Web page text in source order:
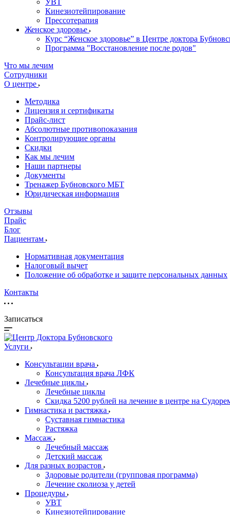
УВТ
Кинезиотейпирование
Прессотерапия
Женское здоровье
Курс “Женское здоровье” в Центре доктора
Программа "Восстановление после родов"
Что мы лечим
Сотрудники
О центре
Методика
Лицензия и сертификаты
Прайс-лист
Абсолютные противопоказания
Контролирующие органы
Скидки
Как мы лечим
Наши партнеры
Документы
Тренажер Бубновского МБТ
Юридическая информация
Отзывы
Прайс
Блог
Пациентам
Нормативная документация
Налоговый вычет
Положение об обработке и защите персональных данных
Контакты
Записаться
Услуги
Консультации врача
Консультация врача ЛФК
Лечебные циклы
Лечебные циклы
Скидка 5200 рублей на лечение в центре на
Гимнастика и растяжка
Суставная гимнастика
Растяжка
Массаж
Лечебный массаж
Детский массаж
Для разных возрастов
Здоровые родители (групповая программа)
Лечение сколиоза у детей
Процедуры
УВТ
Кинезиотейпирование